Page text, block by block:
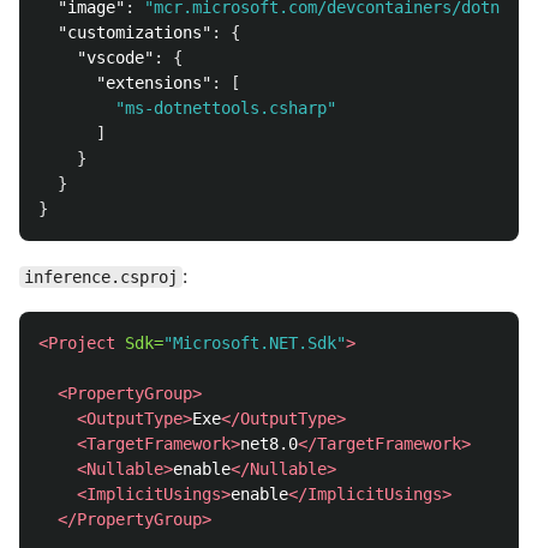
"image" :
"mcr.microsoft.com/devcontainers/
"customizations" :
{
"vscode" :
{
"extensions" :
[
"ms-dotnettools.csharp"
]
}
}
}
inference.csproj :
<Project Sdk="Microsoft.NET.Sdk">
<PropertyGroup>
<OutputType>Exe</OutputType>
<TargetFramework>net8.0</TargetFramework>
<Nullable>enable</Nullable>
<ImplicitUsings>enable</ImplicitUsings>
</PropertyGroup>